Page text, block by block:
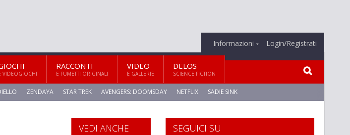
Informazioni Login/Registrati
VIDEOGIOCHI
RACCONTI
E FUMETTI ORIGINALI
VIDEO
E GALLERIE
DELOS
SCIENCE FICTION
ZENDAYA STAR TREK AVENGERS: DOOMSDAY NETFLIX SADIE SINK
SEGUICI SU
VEDI ANCHE